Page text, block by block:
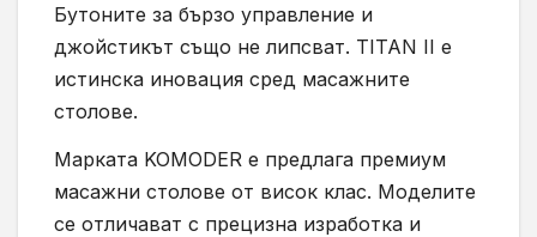
Бутоните за бързо управление и
джойстикът също не липсват. TITAN II е
истинска иновация сред масажните
столове.
Марката KOMODER е предлага премиум
масажни столове от висок клас. Моделите
се отличават с прецизна изработка и